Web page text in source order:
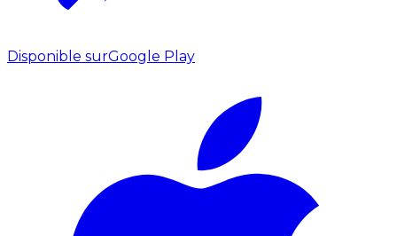
Disponible surGoogle Play